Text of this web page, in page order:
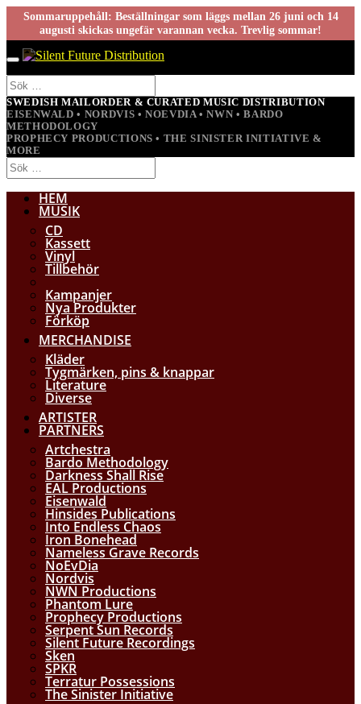
Sommaruppehåll: Beställningar som läggs mellan 26 juni och 14
augusti skickas ungefär varannan vecka. Trevlig sommar!
SWEDISH MAILORDER & CURATED MUSIC DISTRIBUTION
EISENWALD • NORDVIS • NOEVDIA • NWN • BARDO
METHODOLOGY
PROPHECY PRODUCTIONS • THE SINISTER INITIATIVE &
MORE
HEM
MUSIK
CD
Kassett
Vinyl
Tillbehör
Kampanjer
Nya Produkter
Förköp
MERCHANDISE
Kläder
Tygmärken, pins & knappar
Literature
Diverse
ARTISTER
PARTNERS
Artchestra
Bardo Methodology
Darkness Shall Rise
EAL Productions
Eisenwald
Hinsides Publications
Into Endless Chaos
Iron Bonehead
Nameless Grave Records
NoEvDia
Nordvis
NWN Productions
Phantom Lure
Prophecy Productions
Serpent Sun Records
Silent Future Recordings
Sken
SPKR
Terratur Possessions
The Sinister Initiative